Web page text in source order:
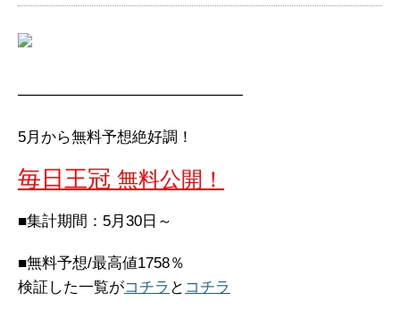
─────────────────────
5月から無料予想絶好調！
毎日王冠 無料公開！
■集計期間：5月30日～
■無料予想/最高値1758％
検証した一覧がコチラ と コチラ